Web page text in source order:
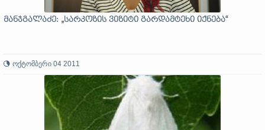
მანჯგალაძე: „სარკოზის ვიზიტი გარდამტეხი იქნება“
ოქტომბერი 04 2011